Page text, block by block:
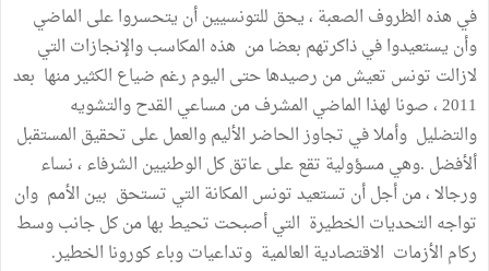
في هذه الظروف الصعبة ، يحق للتونسيين أن يتحسروا على الماضي
وأن يستعيدوا في ذاكرتهم بعضا من هذه المكاسب والإنجازات التي
لازالت تونس تعيش من رصيدها حتى اليوم رغم ضياع الكثير منها بعد
2011 ، صونا لهذا الماضي المشرف من مساعي القدح والتشويه
والتضليل وأملا في تجاوز الحاضر الأليم والعمل على تحقيق المستقبل
ألأفضل .وهي مسؤولية تقع على عاتق كل الوطنيين الشرفاء ، نساء
ورجالا ، من أجل أن تستعيد تونس المكانة التي تستحق بين الأمم وان
تواجه التحديات الخطيرة التي أصبحت تحيط بها من كل جانب وسط
ركام الأزمات الاقتصادية العالمية وتداعيات وباء كورونا الخطير.